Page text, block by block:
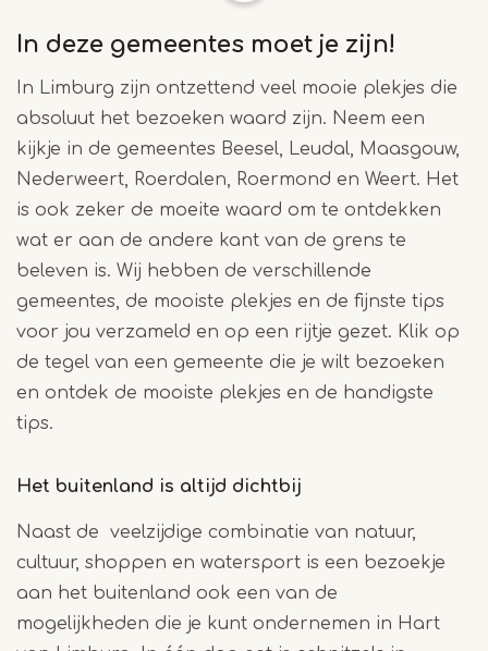
In deze gemeentes moet je zijn!
In Limburg zijn ontzettend veel mooie plekjes die
absoluut het bezoeken waard zijn. Neem een
kijkje in de gemeentes Beesel, Leudal, Maasgouw,
Nederweert, Roerdalen, Roermond en Weert. Het
is ook zeker de moeite waard om te ontdekken
wat er aan de andere kant van de grens te
beleven is. Wij hebben de verschillende
gemeentes, de mooiste plekjes en de fijnste tips
voor jou verzameld en op een rijtje gezet. Klik op
de tegel van een gemeente die je wilt bezoeken
en ontdek de mooiste plekjes en de handigste
tips.
Het buitenland is altijd dichtbij
Naast de veelzijdige combinatie van natuur,
cultuur, shoppen en watersport is een bezoekje
aan het buitenland ook een van de
mogelijkheden die je kunt ondernemen in Hart